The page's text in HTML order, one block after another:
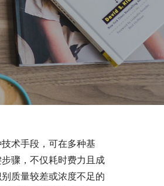
术手段，可在多种基
骤，不仅耗时费力且成
质量较差或浓度不足的